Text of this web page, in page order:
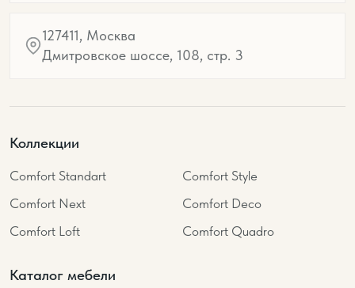
127411, Москва
Дмитровское шоссе, 108, стр. 3
Коллекции
Comfort Standart
Comfort Style
Comfort Next
Comfort Deco
Comfort Loft
Comfort Quadro
Каталог мебели